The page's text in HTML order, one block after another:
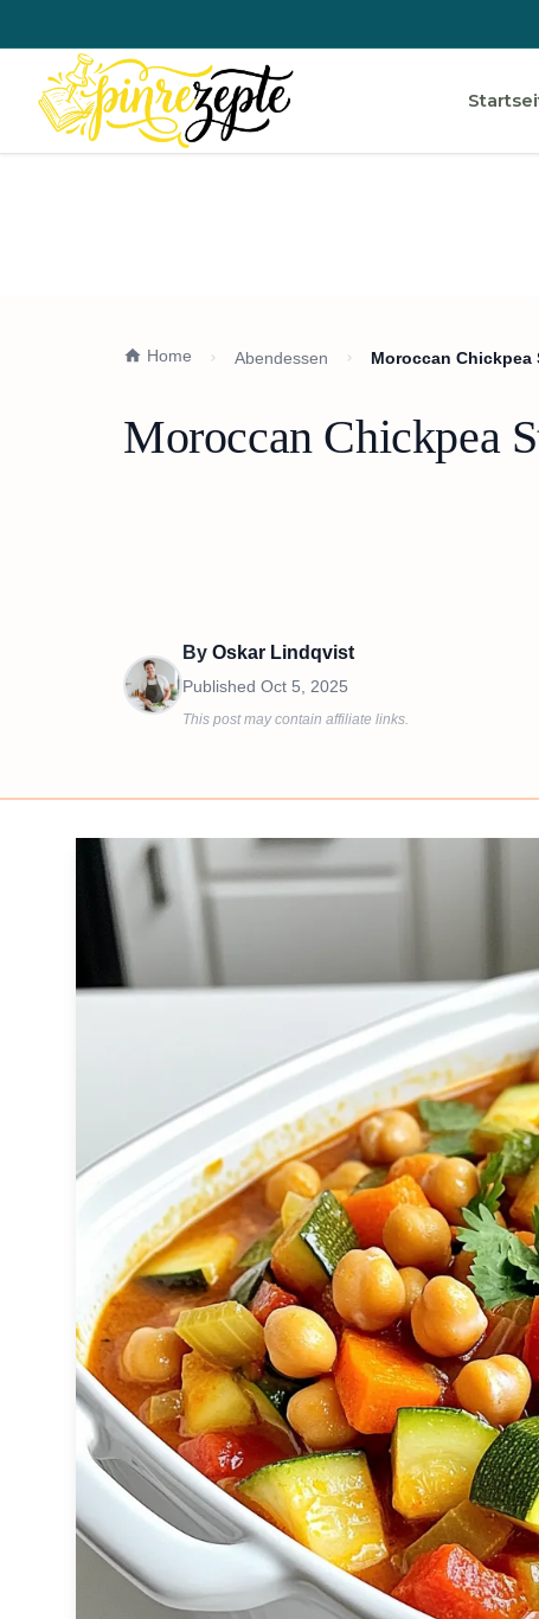
Home Abendessen Moroccan Chickpea
Moroccan Chickpea
By Oskar Lindqvist
Published Oct 5, 2025
This post may contain affiliate links.